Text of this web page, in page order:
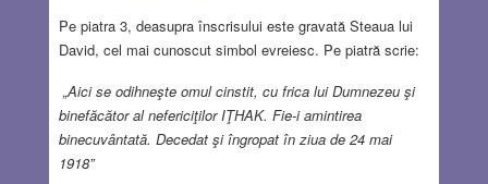
Pe piatra 3, deasupra înscrisului este gravată Steaua lui
David, cel mai cunoscut simbol evreiesc. Pe piatră scrie:
„Aici se odihneşte omul cinstit, cu frica lui Dumnezeu şi
binefăcător al nefericiţilor IŢHAK. Fie-i amintirea
binecuvântată. Decedat şi îngropat în ziua de 24 mai
1918”